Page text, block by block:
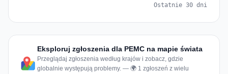
Ostatnie 30 dni
Eksploruj zgłoszenia dla PEMC na mapie świata
Przeglądaj zgłoszenia według krajów i zobacz, gdzie
globalnie występują problemy. — 🌍 1 zgłoszeń z wielu